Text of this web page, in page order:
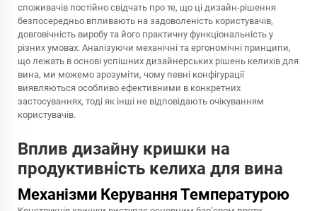
споживачів постійно свідчать про те, що ці дизайн-рішення
безпосередньо впливають на задоволеність користувачів,
довговічність виробу та його практичну функціональність у
різних умовах. Аналізуючи механічні та ергономічні принципи,
що лежать в основі успішних дизайнерських рішень келихів для
вина, ми можемо зрозуміти, чому певні конфігурації
виявляються особливо ефективними в конкретних
застосуваннях, тоді як інші не відповідають очікуванням
користувачів.
Вплив дизайну кришки на
продуктивність келиха для вина
Механізми Керування Температурою